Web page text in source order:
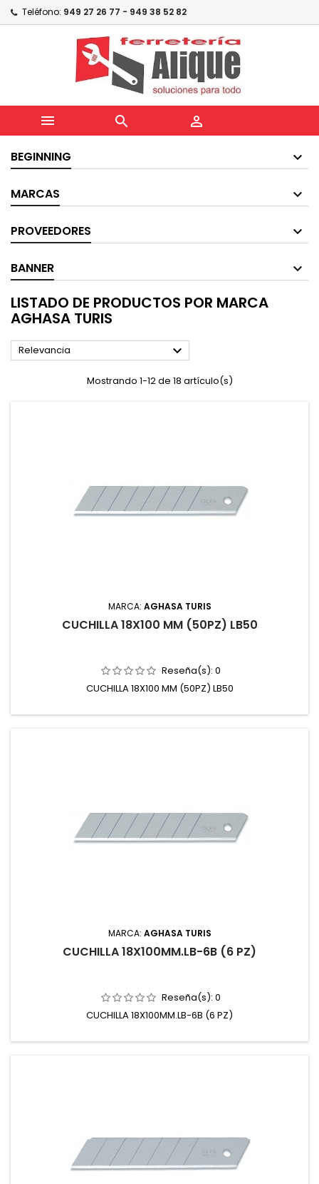
Teléfono: 949 27 26 77 - 949 38 52 82
  
BEGINNING
MARCAS
PROVEEDORES
BANNER
LISTADO DE PRODUCTOS POR MARCA
AGHASA TURIS
Relevancia 
Mostrando 1-12 de 18 artículo(s)
MARCA: AGHASA TURIS
CUCHILLA 18X100 MM (50PZ) LB50
Reseña(s): 0
CUCHILLA 18X100 MM (50PZ) LB50
MARCA: AGHASA TURIS
CUCHILLA 18X100MM.LB-6B (6 PZ)
Reseña(s): 0
CUCHILLA 18X100MM.LB-6B (6 PZ)